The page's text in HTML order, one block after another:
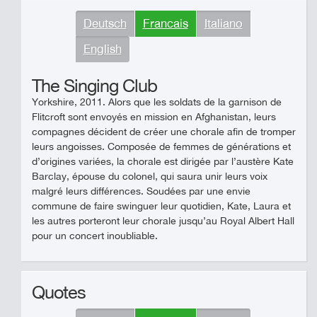
Deutsch Francais
Italiano
English
The Singing Club
Yorkshire, 2011. Alors que les soldats de la garnison de
Flitcroft sont envoyés en mission en Afghanistan, leurs
compagnes décident de créer une chorale afin de tromper
leurs angoisses. Composée de femmes de générations et
d’origines variées, la chorale est dirigée par l’austère Kate
Barclay, épouse du colonel, qui saura unir leurs voix
malgré leurs différences. Soudées par une envie
commune de faire swinguer leur quotidien, Kate, Laura et
les autres porteront leur chorale jusqu’au Royal Albert Hall
pour un concert inoubliable.
Quotes